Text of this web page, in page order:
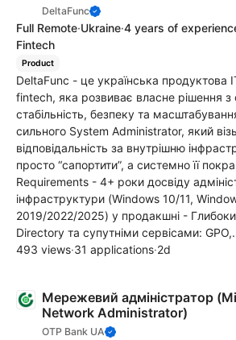
DeltaFunc
Full Remote·Ukraine·4 years of
Fintech
Product
DeltaFunc - це українська продуктова
fintech, яка розвиває власне рішення
стабільність, безпеку та
сильного System Administrator, який
відповідальність за внутрішню
просто “сапортити”, а системно її
Requirements - 4+ роки досвіду
інфраструктури (Windows 10/11,
2019/2022/2025) у продакшні -
Directory та супутніми сервісами:
493 views·31 applications·2d
Мережевий адміністратор
Network Administrator)
OTP Bank UA